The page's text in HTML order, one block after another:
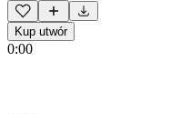
Kup utwór
0:00